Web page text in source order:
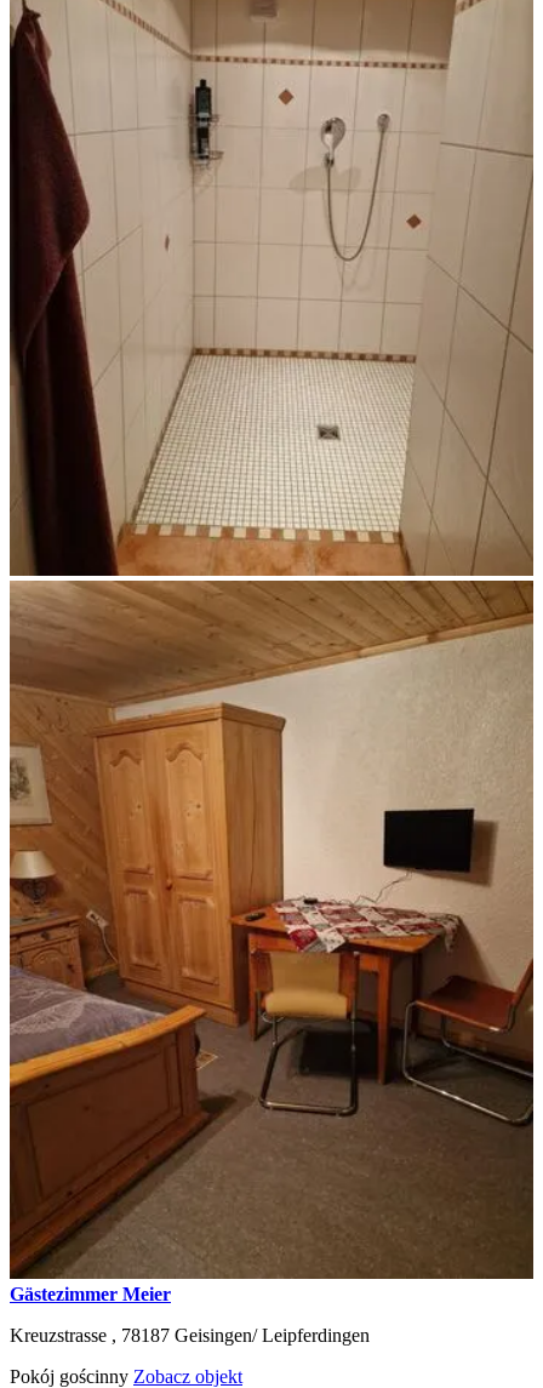
Gästezimmer Meier
Kreuzstrasse , 78187 Geisingen/ Leipferdingen
Pokój gościnny Zobacz objekt